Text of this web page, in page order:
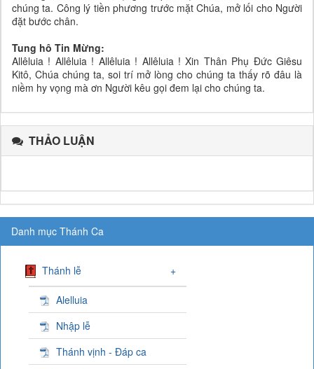
chúng ta. Công lý tiền phương trước mặt Chúa, mở lối cho Người
đặt bước chân.
Tung hô Tin Mừng:
Allêluia ! Allêluia ! Allêluia ! Allêluia ! Xin Thân Phụ Đức Giêsu
Kitô, Chúa chúng ta, soi trí mở lòng cho chúng ta thấy rõ đâu là
niềm hy vọng mà ơn Người kêu gọi đem lại cho chúng ta.
THẢO LUẬN
Danh mục Thánh Ca
Thánh lễ +
Alelluia
Nhập lễ
Thánh vịnh - Đáp ca